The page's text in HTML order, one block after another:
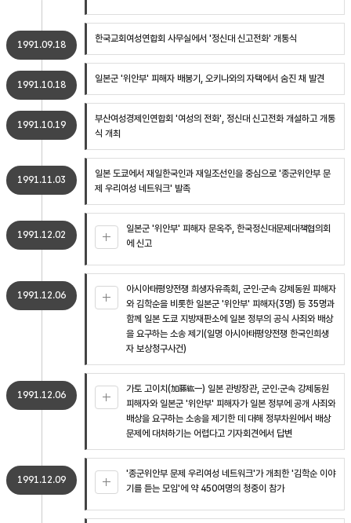
1991.09.18
한국교회여성연합회 사무실에서 '정신대 신고전화' 개통식
1991.10.18
일본군 '위안부' 피해자 배봉기, 오키나와의 자택에서 숨진 채 발견
1991.10.19
부산여성경제인연합회 '여성의 전화', 정신대 신고전화 개설하고 개통
식 개최
1991.11.03
일본 도쿄에서 재일한국인과 재일조선인을 중심으로 '종군위안부 문
제 우리여성 네트워크' 발족
1991.12.02
일본군 '위안부' 피해자 문옥주, 한국정신대문제대책협의회
에 신고
1991.12.06
아시아태평양전쟁 희생자유족회, 군인·군속 강제동원 피해자
와 김학순을 비롯한 일본군 '위안부' 피해자(3명) 등 35명과
함께 일본 도쿄 지방재판소에 일본 정부의 공식 사죄와 배상
을 요구하는 소송 제기(일명 아시아태평양전쟁 한국인희생
자 보상청구사건)
1991.12.06
가토 고이치(加藤紘一) 일본 관방장관, 군인·군속 강제동원
피해자와 일본군 '위안부' 피해자가 일본 정부에 공개 사죄와
배상을 요구하는 소송을 제기한 데 대해 정부차원에서 배상
문제에 대처하기는 어렵다고 기자회견에서 답변
1991.12.09
'종군위안부 문제 우리여성 네트워크'가 개최한 '김학순 이야
기를 듣는 모임'에 약 450여명의 청중이 참가